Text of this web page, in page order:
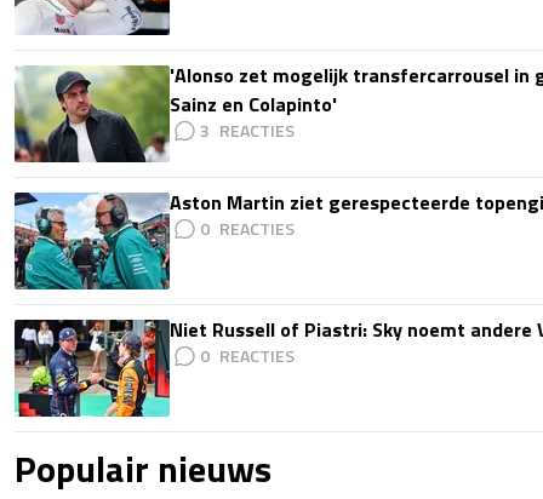
'Alonso zet mogelijk transfercarrousel in
Sainz en Colapinto'
3
Aston Martin ziet gerespecteerde
0
Niet Russell of Piastri: Sky noemt
0
Populair nieuws